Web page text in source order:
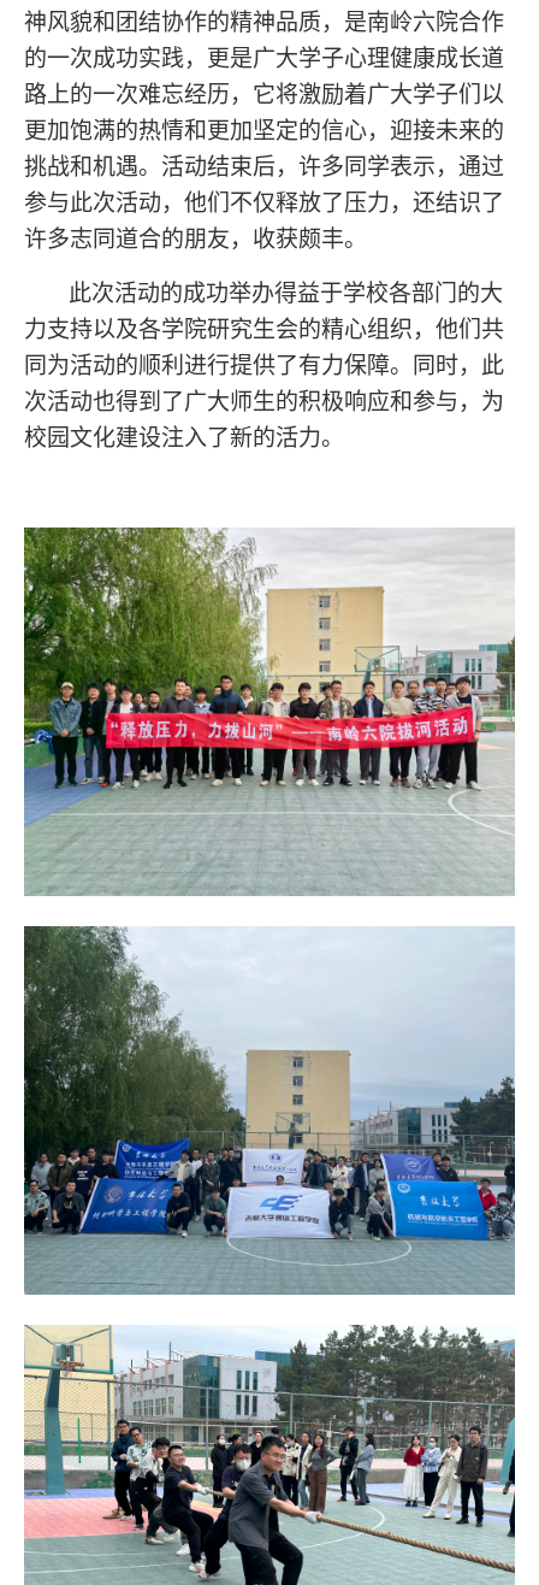
神风貌和团结协作的精神品质， 是南岭六院合作
的一次成功实践，更是广大学子心理健康成长道
路上的一次难忘经历，它将激励着广大学子们以
更加饱满的热情和更加坚定的信心，迎接未来的
挑战和机遇。 活动结束后，许多同学表示，通过
参与此次活动，他们不仅释放了压力，还结识了
许多志同道合的朋友，收获颇丰。
此次活动的成功举办得益于学校各部门的大
力支持以及各学院研究生会的精心组织，他们共
同为活动的顺利进行提供了有力保障。同时，此
次活动也得到了广大师生的积极响应和参与，为
校园文化建设注入了新的活力。